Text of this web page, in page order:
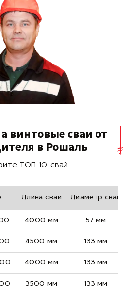
винтовые сваи от
в Рошаль
ТОП 10 свай
Длина сваи Диаметр сваи
4000 мм 57 мм
4500 мм 133 мм
4000 мм 133 мм
3500 мм 133 мм